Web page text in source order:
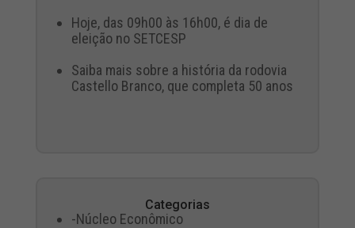
Hoje, das 09h00 às 16h00, é dia de
eleição no SETCESP
Saiba mais sobre a história da rodovia
Castello Branco, que completa 50 anos
Categorias
-Núcleo Econômico